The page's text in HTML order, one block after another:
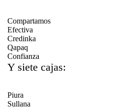
Compartamos
Efectiva
Credinka
Qapaq
Confianza
Y siete cajas:
Piura
Sullana